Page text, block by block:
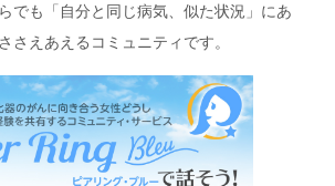
でも「自分と同じ病気、似た状況」にあ
さえあえるコミュニティです。